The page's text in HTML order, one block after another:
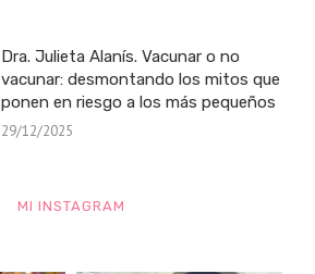
Dra. Julieta Alanís. Vacunar o no
vacunar: desmontando los mitos que
ponen en riesgo a los más pequeños
29/12/2025
MI INSTAGRAM